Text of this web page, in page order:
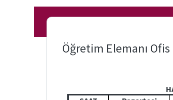
Etkinlikler
Bologna
Öğretim Elemanı